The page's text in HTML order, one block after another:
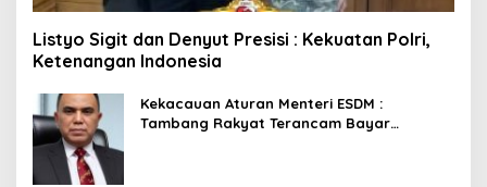
Listyo Sigit dan Denyut Presisi : Kekuatan Polri,
Ketenangan Indonesia
Kekacauan Aturan Menteri ESDM :
Tambang Rakyat Terancam Bayar